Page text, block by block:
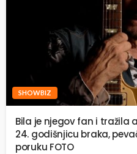
SHOWBIZ
Bila je njegov fan i
24. godišnjicu braka,
poruku FOTO